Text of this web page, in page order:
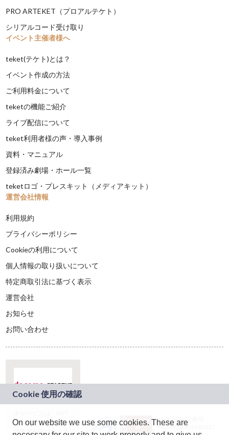
On our website we use some cookies. These are
PRO ARTEKET（プロアルテケト）
シリアルコード受け取り
イベント主催者様へ
teket(テケト)とは？
イベント作成の方法
ご利用料金について
teketの機能ご紹介
ライブ配信について
teket利用者様の声・導入事例
資料・マニュアル
登録済み劇場・ホール一覧
teketロゴ・プレスキット（メディアキット）
運営会社情報
利用規約
プライバシーポリシー
Cookieの利用について
個人情報の取り扱いについて
特定商取引法に基づく表示
運営会社
お知らせ
お問い合わせ
ドコモグループの新
規事業創出プログラ
JASRAC許諾番号：
9024936001Y45037